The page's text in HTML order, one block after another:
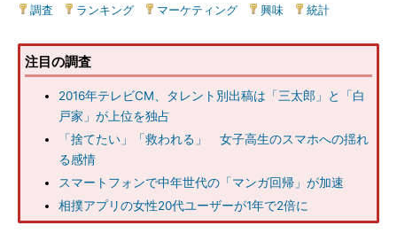
調査 ランキング マーケティング 興味 統計
注目の調査
2016年テレビCM、タレント別出稿は「三太郎」と「白
戸家」が上位を独占
「捨てたい」「救われる」 女子高生のスマホへの揺れ
る感情
スマートフォンで中年世代の「マンガ回帰」が加速
相撲アプリの女性20代ユーザーが1年で2倍に